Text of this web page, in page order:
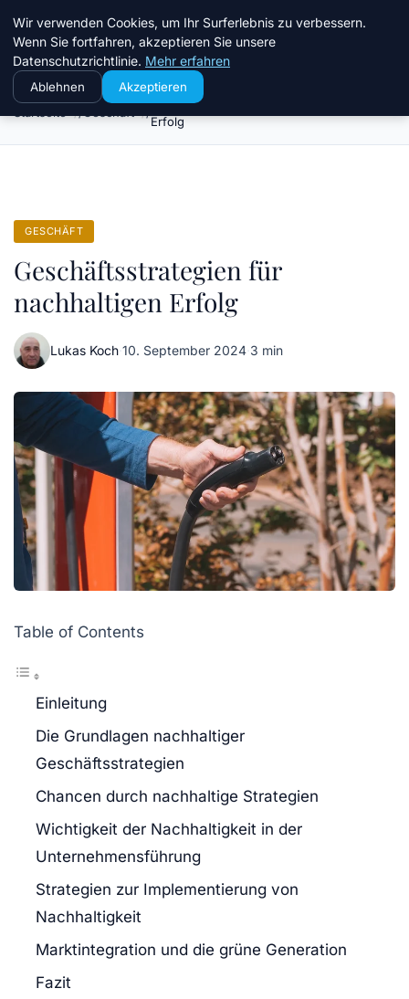
Chinavisum24
Geschäftsstrategien für nachhaltigen
Erfolg
GESCHÄFT
Geschäftsstrategien für
nachhaltigen Erfolg
Lukas Koch·10. September 2024·3 min
Table of Contents
Einleitung
Die Grundlagen nachhaltiger
Geschäftsstrategien
Chancen durch nachhaltige Strategien
Wichtigkeit der Nachhaltigkeit in der
Unternehmensführung
Strategien zur Implementierung von
Nachhaltigkeit
Marktintegration und die grüne Generation
Fazit
Wir verwenden Cookies, um Ihr Surferlebnis zu verbessern.
Wenn Sie fortfahren, akzeptieren Sie unsere
Datenschutzrichtlinie. Mehr erfahren
Ablehnen Akzeptieren